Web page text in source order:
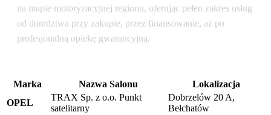
na mapie motoryzacyjnej regionu, oferując pełen zakres usług
od doradztwa przy zakupie, przez finansowanie, aż po
profesjonalną opiekę gwarancyjną.
Marka Nazwa Salonu
Lokalizacja
OPEL
TRAX Sp. z o.o. Punkt
satelitarny
Dobrzelów 20 A,
Bełchatów